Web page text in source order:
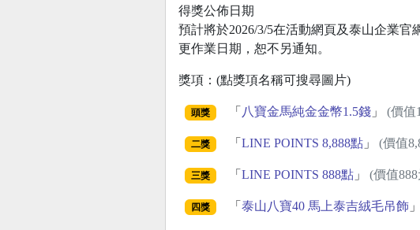
得獎公佈日期
預計將於2026/3/5在活動網頁及泰山企業
更作業日期，恕不另通知。
獎項：(點獎項名稱可搜尋圖片)
頭獎 「 八寶金馬純金金幣1.5錢」 (價值
二獎 「 LINE POINTS 8,888點」 (價值
三獎 「 LINE POINTS 888點」 (價值
四獎 「 泰山八寶40 馬上泰吉絨毛吊飾」